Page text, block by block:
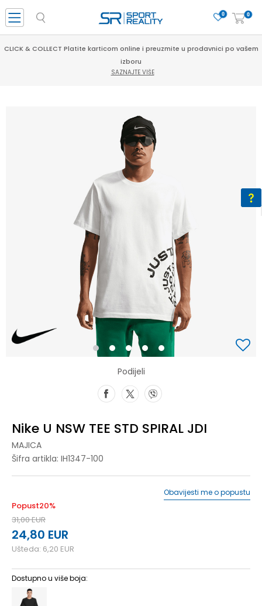
0
0
CLICK & COLLECT Platite karticom online i preuzmite u prodavnici po vašem
izboru
SAZNAJTE VIŠE
1 2 3 4 5
Podijeli
Nike U NSW TEE STD SPIRAL JDI
MAJICA
Šifra artikla: IH1347-100
Popust20%
31,00EUR
24,80 EUR
Ušteda: 6,20 EUR
Obavijesti me o popustu
Dostupno u više boja: